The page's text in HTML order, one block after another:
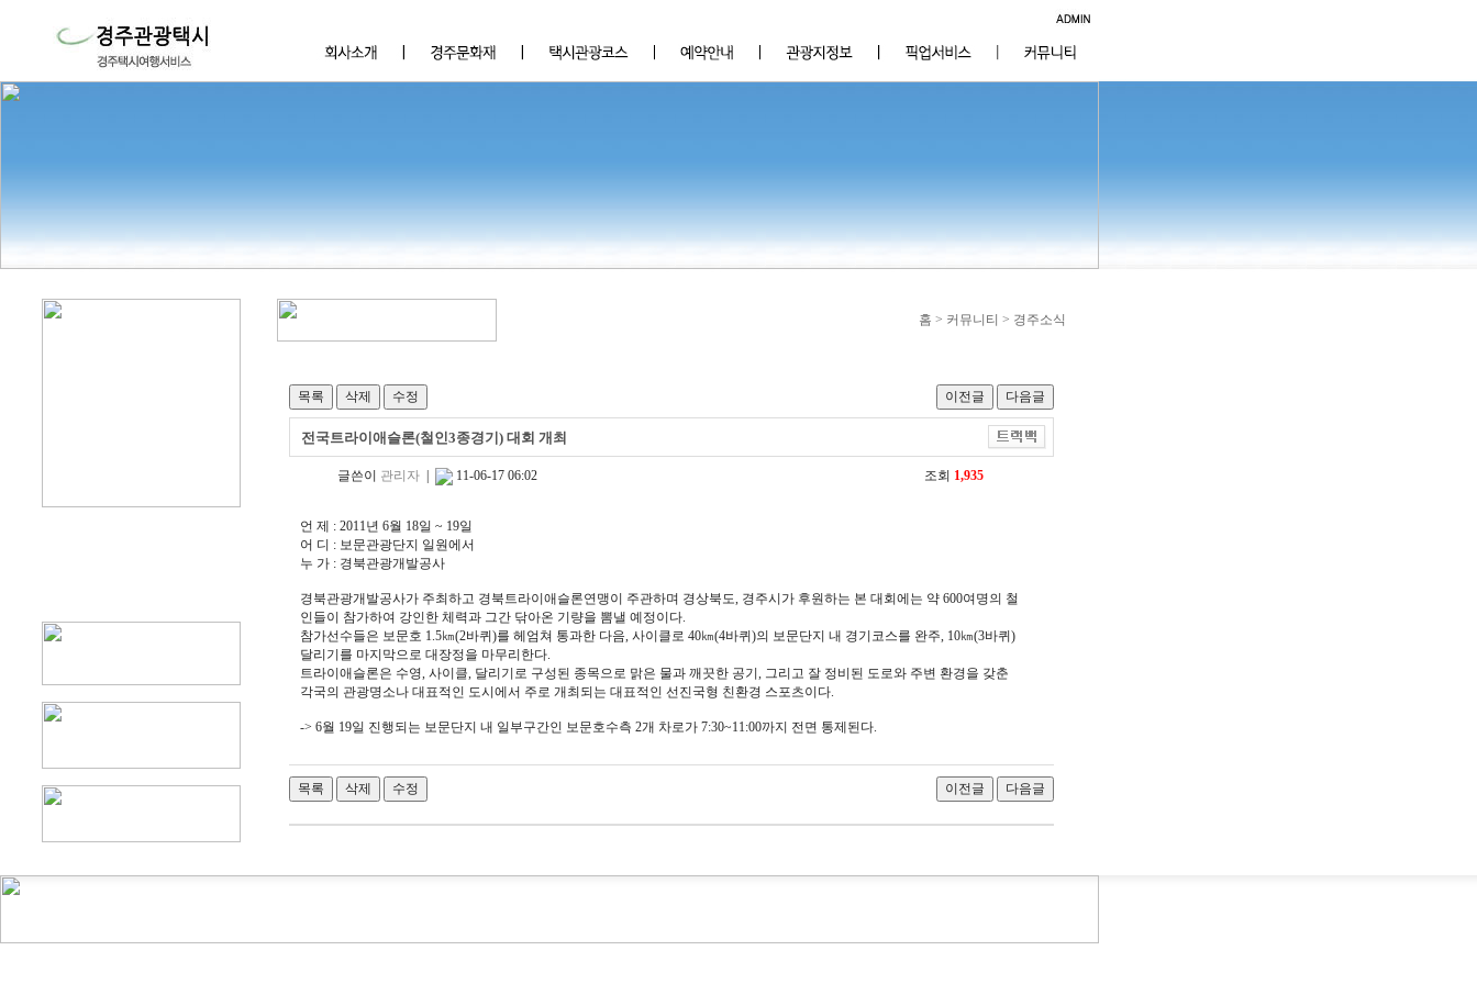
홈 > 커뮤니티 > 경주소식
전국트라이애슬론(철인3종경기) 대회 개최
글쓴이 관리자| 11-06-17 06:02 조회 1,935
언 제 : 2011년 6월 18일 ~ 19일
어 디 : 보문관광단지 일원에서
누 가 : 경북관광개발공사
경북관광개발공사가 주최하고 경북트라이애슬론연맹이 주관하며 경상북도, 경주시가 후원하는 본 대회에는 약 600여명의 철
인들이 참가하여 강인한 체력과 그간 닦아온 기량을 뽐낼 예정이다.
참가선수들은 보문호 1.5㎞(2바퀴)를 헤엄쳐 통과한 다음, 사이클로 40㎞(4바퀴)의 보문단지 내 경기코스를 완주, 10㎞(3바퀴)
달리기를 마지막으로 대장정을 마무리한다.
트라이애슬론은 수영, 사이클, 달리기로 구성된 종목으로 맑은 물과 깨끗한 공기, 그리고 잘 정비된 도로와 주변 환경을 갖춘
각국의 관광명소나 대표적인 도시에서 주로 개최되는 대표적인 선진국형 친환경 스포츠이다.
-> 6월 19일 진행되는 보문단지 내 일부구간인 보문호수측 2개 차로가 7:30~11:00까지 전면 통제된다.